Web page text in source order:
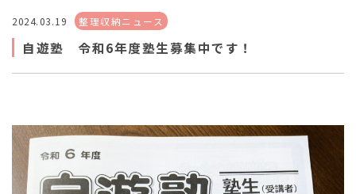
2024.03.19 整理収納ニュース
自遊塾 令和6年度塾生募集中です！